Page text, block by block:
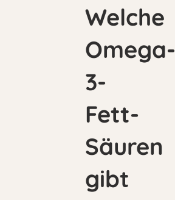
Welche
Omega-
3-
Fett-
Säuren
gibt